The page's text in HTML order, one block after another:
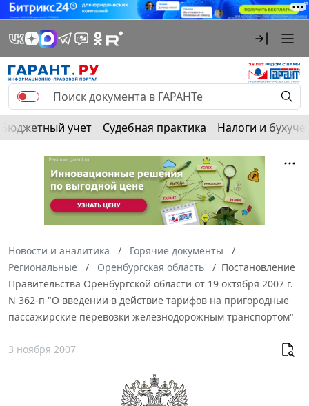
Бюджетный учет Судебная практика Налоги и
Новости и аналитика
Горячие документы
Региональные
Оренбургская область
Постановление
Правительства Оренбургской области от 19 октября 2007 г.
N 362-п "О введении в действие тарифов на пригородные
пассажирские перевозки железнодорожным транспортом"
3 ноября 2007